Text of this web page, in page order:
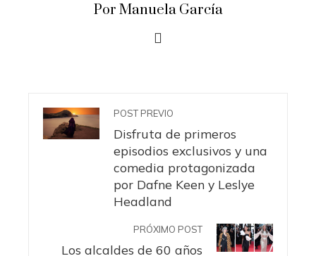
Por Manuela García
POST PREVIO
Disfruta de primeros
episodios exclusivos y una
comedia protagonizada
por Dafne Keen y Leslye
Headland
PRÓXIMO POST
Los alcaldes de 60 años